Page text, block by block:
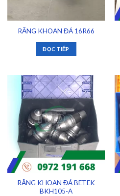
RĂNG KHOAN ĐÁ 16R66
ĐỌC TIẾP
RĂNG KHOAN ĐÁ BETEK
BKH105-A